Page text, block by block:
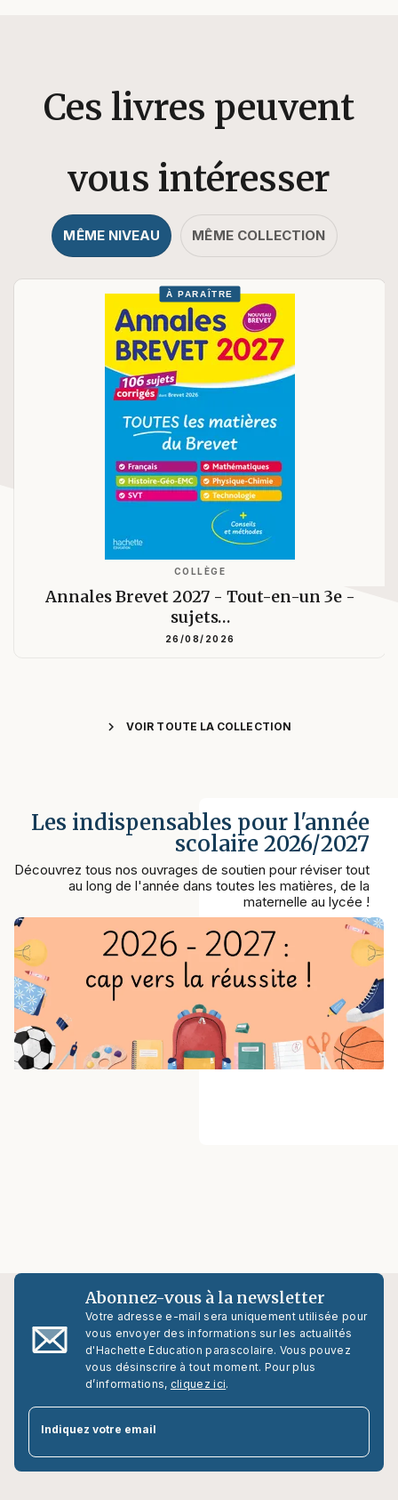
Ces livres peuvent
vous intéresser
MÊME NIVEAU MÊME COLLECTION
À PARAÎTRE
COLLÈGE
Annales Brevet 2027 - Tout-en-un 3e -
sujets…
26/08/2026
chevron_right VOIR TOUTE LA COLLECTION
Les indispensables pour l'année
scolaire 2026/2027
Découvrez tous nos ouvrages de soutien pour réviser tout
au long de l'année dans toutes les matières, de la
maternelle au lycée !
Abonnez-vous à la newsletter
Votre adresse e-mail sera uniquement utilisée pour
vous envoyer des informations sur les actualités
d'Hachette Education parascolaire. Vous pouvez
vous désinscrire à tout moment. Pour plus
d’informations, cliquez ici.
Indiquez votre email